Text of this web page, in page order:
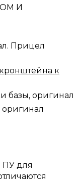
И
Прицел
к
базы, оригинал
оригинал
ПУ для